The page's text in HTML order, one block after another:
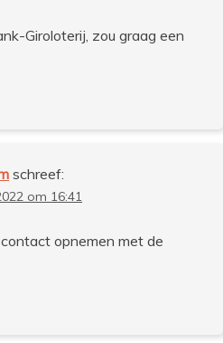
Giroloterij, zou graag een
schreef:
om 16:41
opnemen met de